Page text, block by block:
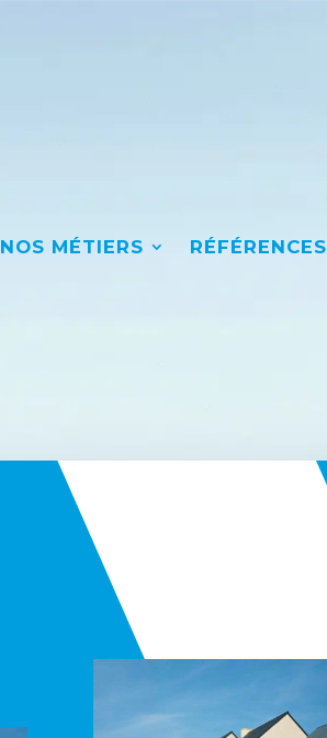
NOS MÉTIERS RÉFÉRENCES